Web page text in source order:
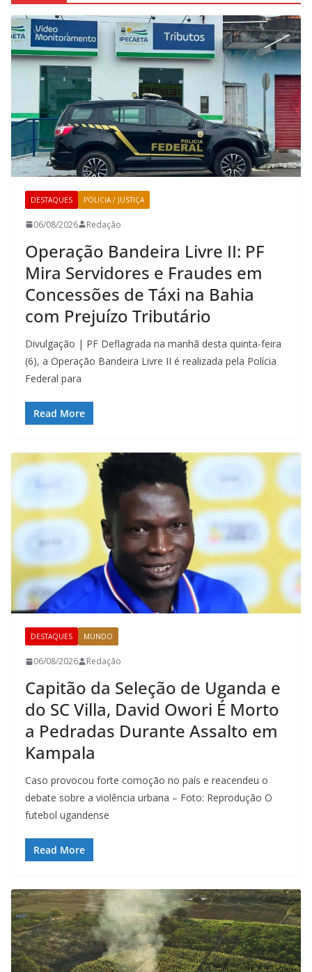
DESTAQUES POLICIA / JUSTIÇA
06/08/2026 Redação
Operação Bandeira Livre II: PF
Mira Servidores e Fraudes em
Concessões de Táxi na Bahia
com Prejuízo Tributário
Divulgação | PF Deflagrada na manhã desta quinta-feira
(6), a Operação Bandeira Livre II é realizada pela Polícia
Federal para
Read More
DESTAQUES MUNDO
06/08/2026 Redação
Capitão da Seleção de Uganda e
do SC Villa, David Owori É Morto
a Pedradas Durante Assalto em
Kampala
Caso provocou forte comoção no país e reacendeu o
debate sobre a violência urbana – Foto: Reprodução O
futebol ugandense
Read More